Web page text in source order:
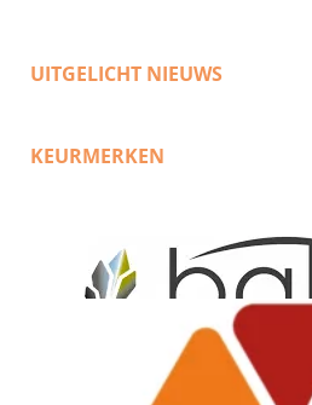
UITGELICHT NIEUWS
KEURMERKEN